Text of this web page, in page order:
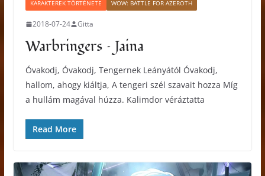
KARAKTEREK TÖRTÉNETE
WOW: BATTLE FOR AZEROTH
2018-07-24 Gitta
Warbringers – Jaina
Óvakodj, Óvakodj, Tengernek Leányától Óvakodj,
hallom, ahogy kiáltja, A tengeri szél szavait hozza Míg
a hullám magával húzza. Kalimdor véráztatta
Read More